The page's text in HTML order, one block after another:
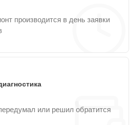
производится в день заявки
или решил обратится